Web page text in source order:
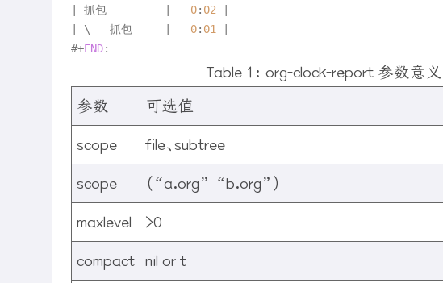
抓包 0: 02
\_  抓包 0: 01
#+END
Table 1: org-clock-report 参数意义
参数
可选值
scope
file、subtree
scope
(“a.org” “b.org”)
maxlevel
>0
compact nil or t